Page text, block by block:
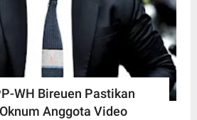
WH Bireuen Pastikan
Anggota Video